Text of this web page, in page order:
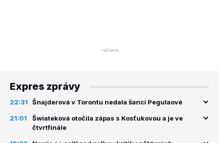
Expres zprávy
22:31 Šnajderová v Torontu nedala šanci Pegulaové
21:01
Šwiateková otočila zápas s Kosťukovou a je ve
čtvrtfinále